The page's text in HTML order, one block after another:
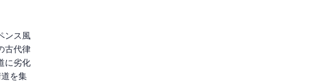
ンス風
古代律
に劣化
を集